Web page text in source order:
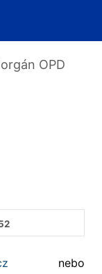
OPD
nebo